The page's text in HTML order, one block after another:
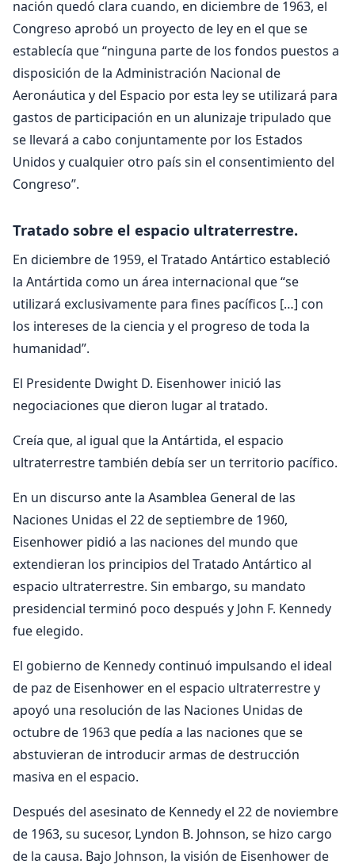
nación quedó clara cuando, en diciembre de 1963, el
Congreso aprobó un proyecto de ley en el que se
establecía que “ninguna parte de los fondos puestos a
disposición de la Administración Nacional de
Aeronáutica y del Espacio por esta ley se utilizará para
gastos de participación en un alunizaje tripulado que
se llevará a cabo conjuntamente por los Estados
Unidos y cualquier otro país sin el consentimiento del
Congreso”.
Tratado sobre el espacio ultraterrestre.
En diciembre de 1959, el Tratado Antártico estableció
la Antártida como un área internacional que “se
utilizará exclusivamente para fines pacíficos […] con
los intereses de la ciencia y el progreso de toda la
humanidad”.
El Presidente Dwight D. Eisenhower inició las
negociaciones que dieron lugar al tratado.
Creía que, al igual que la Antártida, el espacio
ultraterrestre también debía ser un territorio pacífico.
En un discurso ante la Asamblea General de las
Naciones Unidas el 22 de septiembre de 1960,
Eisenhower pidió a las naciones del mundo que
extendieran los principios del Tratado Antártico al
espacio ultraterrestre. Sin embargo, su mandato
presidencial terminó poco después y John F. Kennedy
fue elegido.
El gobierno de Kennedy continuó impulsando el ideal
de paz de Eisenhower en el espacio ultraterrestre y
apoyó una resolución de las Naciones Unidas de
octubre de 1963 que pedía a las naciones que se
abstuvieran de introducir armas de destrucción
masiva en el espacio.
Después del asesinato de Kennedy el 22 de noviembre
de 1963, su sucesor, Lyndon B. Johnson, se hizo cargo
de la causa. Bajo Johnson, la visión de Eisenhower de